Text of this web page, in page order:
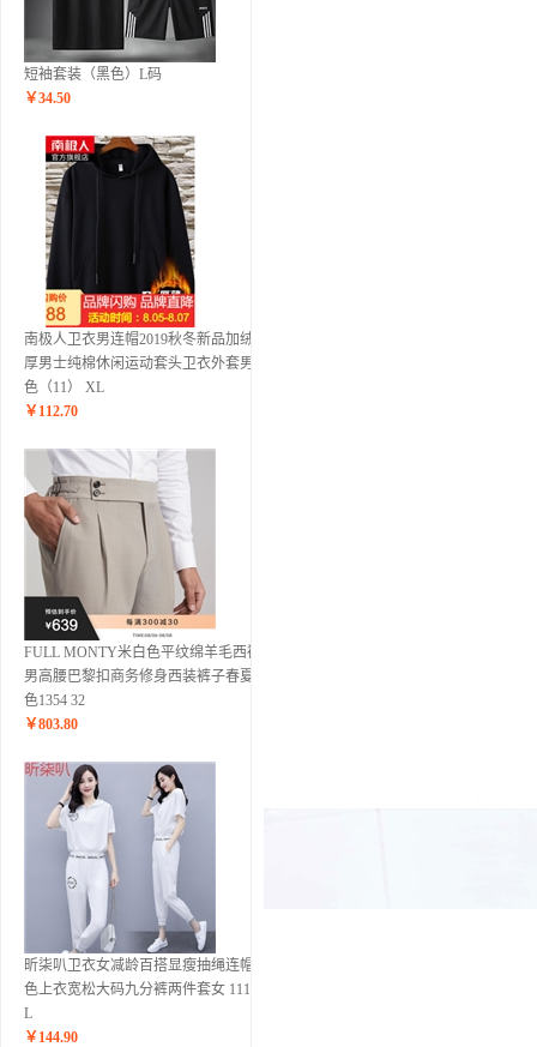
短袖套装（黑色）L码
￥34.50
南极人卫衣男连帽2019秋冬新品加绒加
厚男士纯棉休闲运动套头卫衣外套男 黑
色（11） XL
￥ 112.70
FULL MONTY米白色平纹绵羊毛西裤
男高腰巴黎扣商务修身西装裤子春夏 米
色1354 32
￥803.80
昕柒叭卫衣女减龄百搭显瘦抽绳连帽纯
色上衣宽松大码九分裤两件套女 1117白
L
￥ 144.90